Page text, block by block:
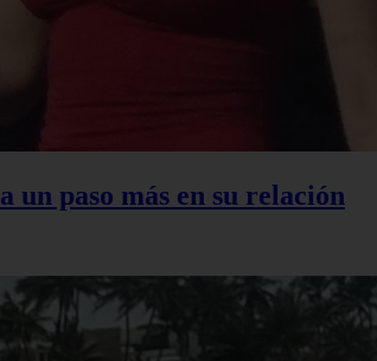
paso más en su relación